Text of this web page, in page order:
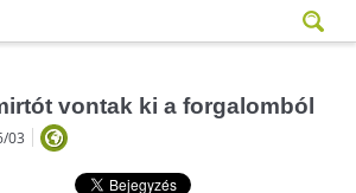
vontak ki a forgalomból
03